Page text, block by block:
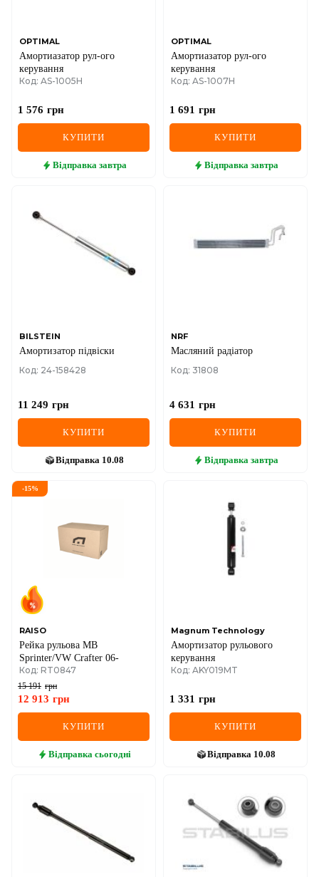
OPTIMAL
Амортиазатор рул-ого
керування
Код: AS-1005H
1 576 грн
КУПИТИ
Відправка завтра
OPTIMAL
Амортиазатор рул-ого
керування
Код: AS-1007H
1 691 грн
КУПИТИ
Відправка завтра
BILSTEIN
Амортизатор підвіски
Код: 24-158428
11 249 грн
КУПИТИ
Відправка 10.08
NRF
Масляний радіатор
Код: 31808
4 631 грн
КУПИТИ
Відправка завтра
-15%
RAISO
Рейка рульова MB
Sprinter/VW Crafter 06-
Код: RT0847
15 191 грн
12 913 грн
КУПИТИ
Відправка сьогодні
Magnum Technology
Амортизатор рульового
керування
Код: AKY019MT
1 331 грн
КУПИТИ
Відправка 10.08